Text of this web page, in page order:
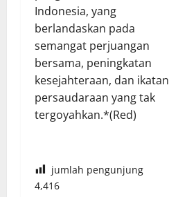
Indonesia, yang
berlandaskan pada
semangat perjuangan
bersama, peningkatan
kesejahteraan, dan ikatan
persaudaraan yang tak
tergoyahkan.*(Red)
jumlah pengunjung
4,416